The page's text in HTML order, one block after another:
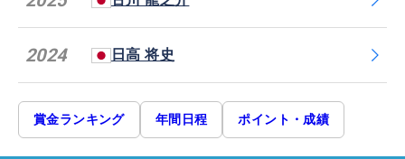
2024 日高 将史
賞金ランキング 年間日程 ポイント・成績